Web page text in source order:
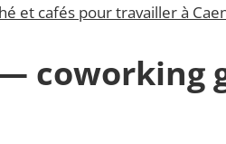
et cafés pour travailler à
coworking